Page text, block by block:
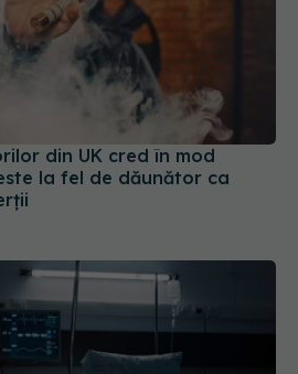
din UK cred în mod
la fel de dăunător ca